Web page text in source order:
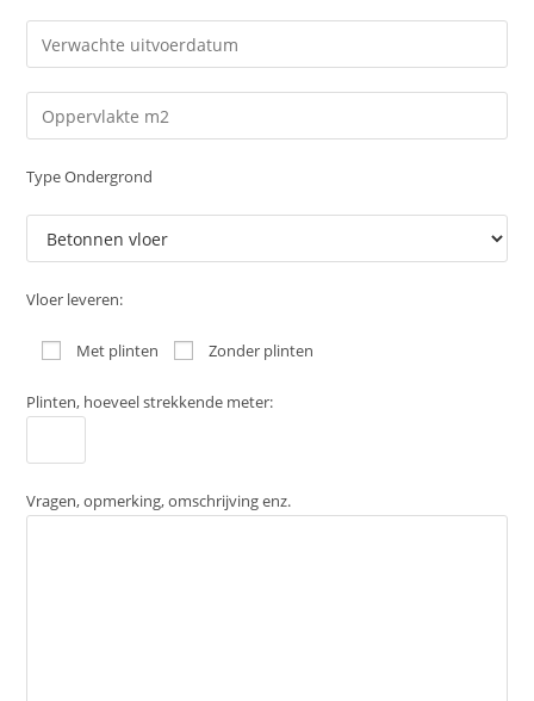
Type Ondergrond
Vloer leveren:
Met plinten Zonder plinten
Plinten, hoeveel strekkende meter:
Vragen, opmerking, omschrijving enz.